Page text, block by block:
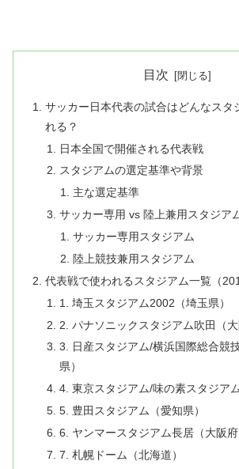
目次
サッカー日本代表の試合はどんなスタ
れる？
日本全国で開催される代表戦
スタジアムの選定基準や背景
主な選定基準
サッカー専用 vs 陸上兼用スタジア
サッカー専用スタジアム
陸上競技兼用スタジアム
代表戦で使われるスタジアム一覧（
1. 埼玉スタジアム2002（埼玉県）
2. パナソニックスタジアム吹田（大
3. 日産スタジアム/横浜国際総合競
県）
4. 東京スタジアム/味の素スタジア
5. 豊田スタジアム（愛知県）
6. ヤンマースタジアム長居（大阪府
7. 札幌ドーム（北海道）